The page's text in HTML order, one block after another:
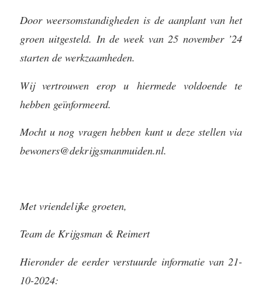
Door weersomstandigheden is de aanplant van het
groen uitgesteld. In de week van 25 november ’24
starten de werkzaamheden.
Wij vertrouwen erop u hiermede voldoende te
hebben geïnformeerd.
Mocht u nog vragen hebben kunt u deze stellen via
bewoners@dekrijgsmanmuiden.nl.
Met vriendelijke groeten,
Team de Krijgsman & Reimert
Hieronder de eerder verstuurde informatie van 21-
10-2024: